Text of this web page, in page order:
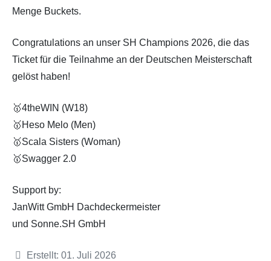
Menge Buckets.
Congratulations an unser SH Champions 2026, die das
Ticket für die Teilnahme an der Deutschen Meisterschaft
gelöst haben!
🥇4theWIN (W18)
🥇Heso Melo (Men)
🥇Scala Sisters (Woman)
🥇Swagger 2.0
Support by:
JanWitt GmbH Dachdeckermeister
und Sonne.SH GmbH
Details
Erstellt: 01. Juli 2026